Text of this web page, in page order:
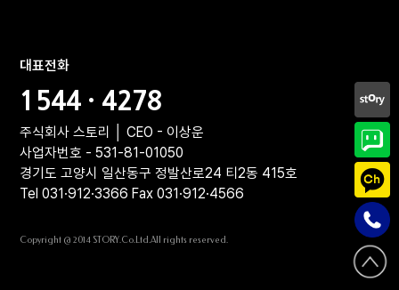
주식회사 스토리 │ CEO - 이상운
사업자번호 - 531-81-01050
경기도 고양시 일산동구 정발산로24 티2동 415호
Tel 031·912·3366 Fax 031·912·4566
Copyright @ 2014 STORY.Co.Ltd.All rights reserved.
대표전화
1544 · 4278